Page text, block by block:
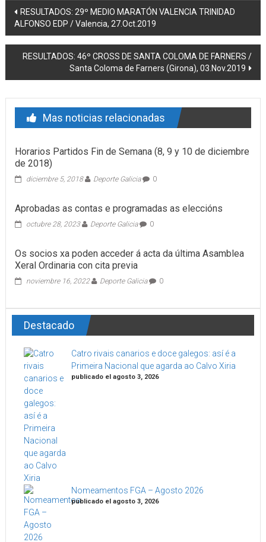
Post navigation
RESULTADOS: 29º MEDIO MARATÓN VALENCIA TRINIDAD
ALFONSO EDP / Valencia, 27.Oct.2019
RESULTADOS: 46º CROSS DE SANTA COLOMA DE FARNERS /
Santa Coloma de Farners (Girona), 03.Nov.2019
Mas noticias relacionadas
Horarios Partidos Fin de Semana (8, 9 y 10 de diciembre
de 2018)
diciembre 5, 2018 Deporte Galicia 0
Aprobadas as contas e programadas as eleccións
octubre 28, 2023 Deporte Galicia 0
Os socios xa poden acceder á acta da última Asamblea
Xeral Ordinaria con cita previa
noviembre 16, 2022 Deporte Galicia 0
Destacado
Catro rivais canarios e doce galegos: así é a
Primeira Nacional que agarda ao Calvo Xiria
publicado el agosto 3, 2026
Nomeamentos FGA – Agosto 2026
publicado el agosto 3, 2026